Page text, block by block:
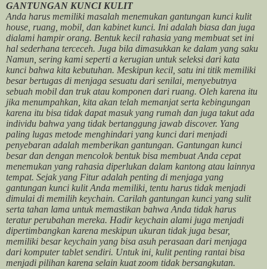
GANTUNGAN KUNCI KULIT
Anda harus memiliki masalah menemukan gantungan kunci kulit
house, ruang, mobil, dan kabinet kunci. Ini adalah biasa dan juga
dialami hampir orang. Bentuk kecil rahasia yang membuat set ini
hal sederhana terceceh. Juga bila dimasukkan ke dalam yang saku
Namun, sering kami seperti a kerugian untuk seleksi dari kata
kunci bahwa kita kebutuhan. Meskipun kecil, satu ini titik memiliki
besar bertugas di menjaga sesuatu dari senilai, menyebutnya
sebuah mobil dan truk atau komponen dari ruang. Oleh karena itu
jika menumpahkan, kita akan telah memanjat serta kebingungan
karena itu bisa tidak dapat masuk yang rumah dan juga takut ada
individu bahwa yang tidak bertanggung jawab discover. Yang
paling lugas metode menghindari yang kunci dari menjadi
penyebaran adalah memberikan gantungan. Gantungan kunci
besar dan dengan mencolok bentuk bisa membuat Anda cepat
menemukan yang rahasia diperlukan dalam kantong atau lainnya
tempat. Sejak yang Fitur adalah penting di menjaga yang
gantungan kunci kulit Anda memiliki, tentu harus tidak menjadi
dimulai di memilih keychain. Carilah gantungan kunci yang sulit
serta tahan lama untuk memastikan bahwa Anda tidak harus
teratur perubahan mereka. Hadir keychain alami juga menjadi
dipertimbangkan karena meskipun ukuran tidak juga besar,
memiliki besar keychain yang bisa asuh perasaan dari menjaga
dari komputer tablet sendiri. Untuk ini, kulit penting rantai bisa
menjadi pilihan karena selain kuat zoom tidak bersangkutan.